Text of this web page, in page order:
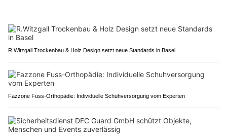
R.Witzgall Trockenbau & Holz Design setzt neue Standards in Basel
Fazzone Fuss-Orthopädie: Individuelle Schuhversorgung vom Experten